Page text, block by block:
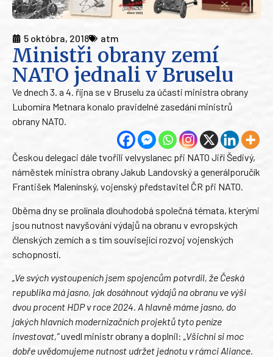
5 októbra, 2018 atm
Ministři obrany zemí
NATO jednali v Bruselu
Ve dnech 3. a 4. října se v Bruselu za účasti ministra obrany
Lubomíra Metnara konalo pravidelné zasedání ministrů
obrany NATO.
Českou delegaci dále tvořili velvyslanec při NATO Jiří Šedivý,
náměstek ministra obrany Jakub Landovský a generálporučík
František Malenínský, vojenský představitel ČR při NATO.
Oběma dny se prolínala dlouhodobá společná témata, kterými
jsou nutnost navyšování výdajů na obranu v evropských
členských zemích a s tím související rozvoj vojenských
schopností.
„Ve svých vystoupeních jsem spojencům potvrdil, že Česká
republika má jasno, jak dosáhnout výdajů na obranu ve výši
dvou procent HDP v roce 2024. A hlavně máme jasno, do
jakých hlavních modernizačních projektů tyto peníze
investovat,”uvedl ministr obrany a doplnil: „Všichni si moc
dobře uvědomujeme nutnost udržet jednotu v rámci Aliance.